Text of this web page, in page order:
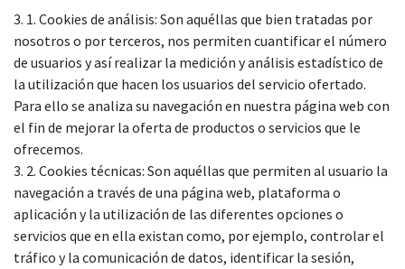
3. 1. Cookies de análisis: Son aquéllas que bien tratadas por
nosotros o por terceros, nos permiten cuantificar el número
de usuarios y así realizar la medición y análisis estadístico de
la utilización que hacen los usuarios del servicio ofertado.
Para ello se analiza su navegación en nuestra página web con
el fin de mejorar la oferta de productos o servicios que le
ofrecemos.
3. 2. Cookies técnicas: Son aquéllas que permiten al usuario la
navegación a través de una página web, plataforma o
aplicación y la utilización de las diferentes opciones o
servicios que en ella existan como, por ejemplo, controlar el
tráfico y la comunicación de datos, identificar la sesión,